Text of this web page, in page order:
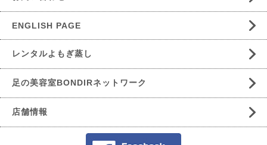
ENGLISH PAGE
レンタルよもぎ蒸し
足の美容室BONDIRネットワーク
店舗情報